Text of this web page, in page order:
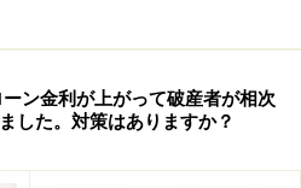
ン金利が上がって破産者が相次
した。対策はありますか？